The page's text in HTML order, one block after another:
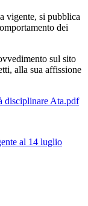
vigente, si pubblica
dei
sul sito
alla sua affissione
disciplinare Ata.pdf
al 14 luglio